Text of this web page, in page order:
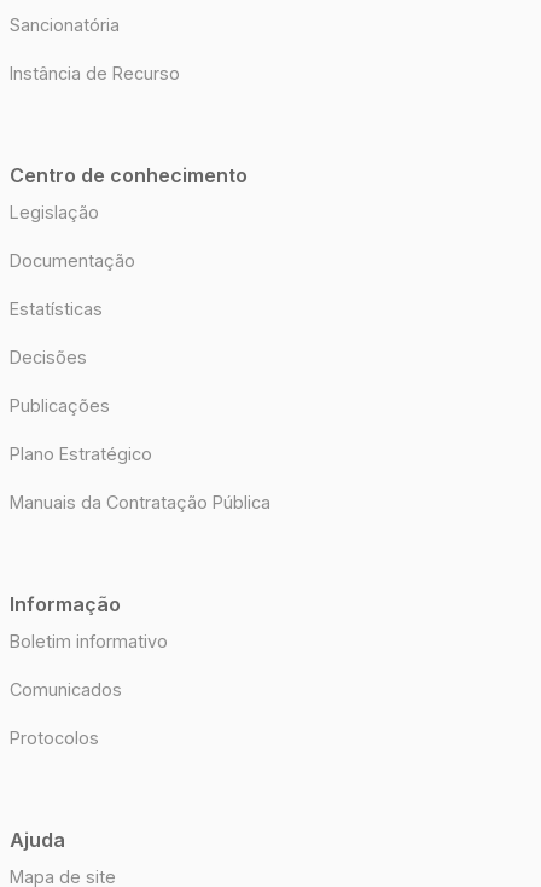
Sancionatória
Instância de Recurso
Centro de conhecimento
Legislação
Documentação
Estatísticas
Decisões
Publicações
Plano Estratégico
Manuais da Contratação Pública
Informação
Boletim informativo
Comunicados
Protocolos
Ajuda
Mapa de site